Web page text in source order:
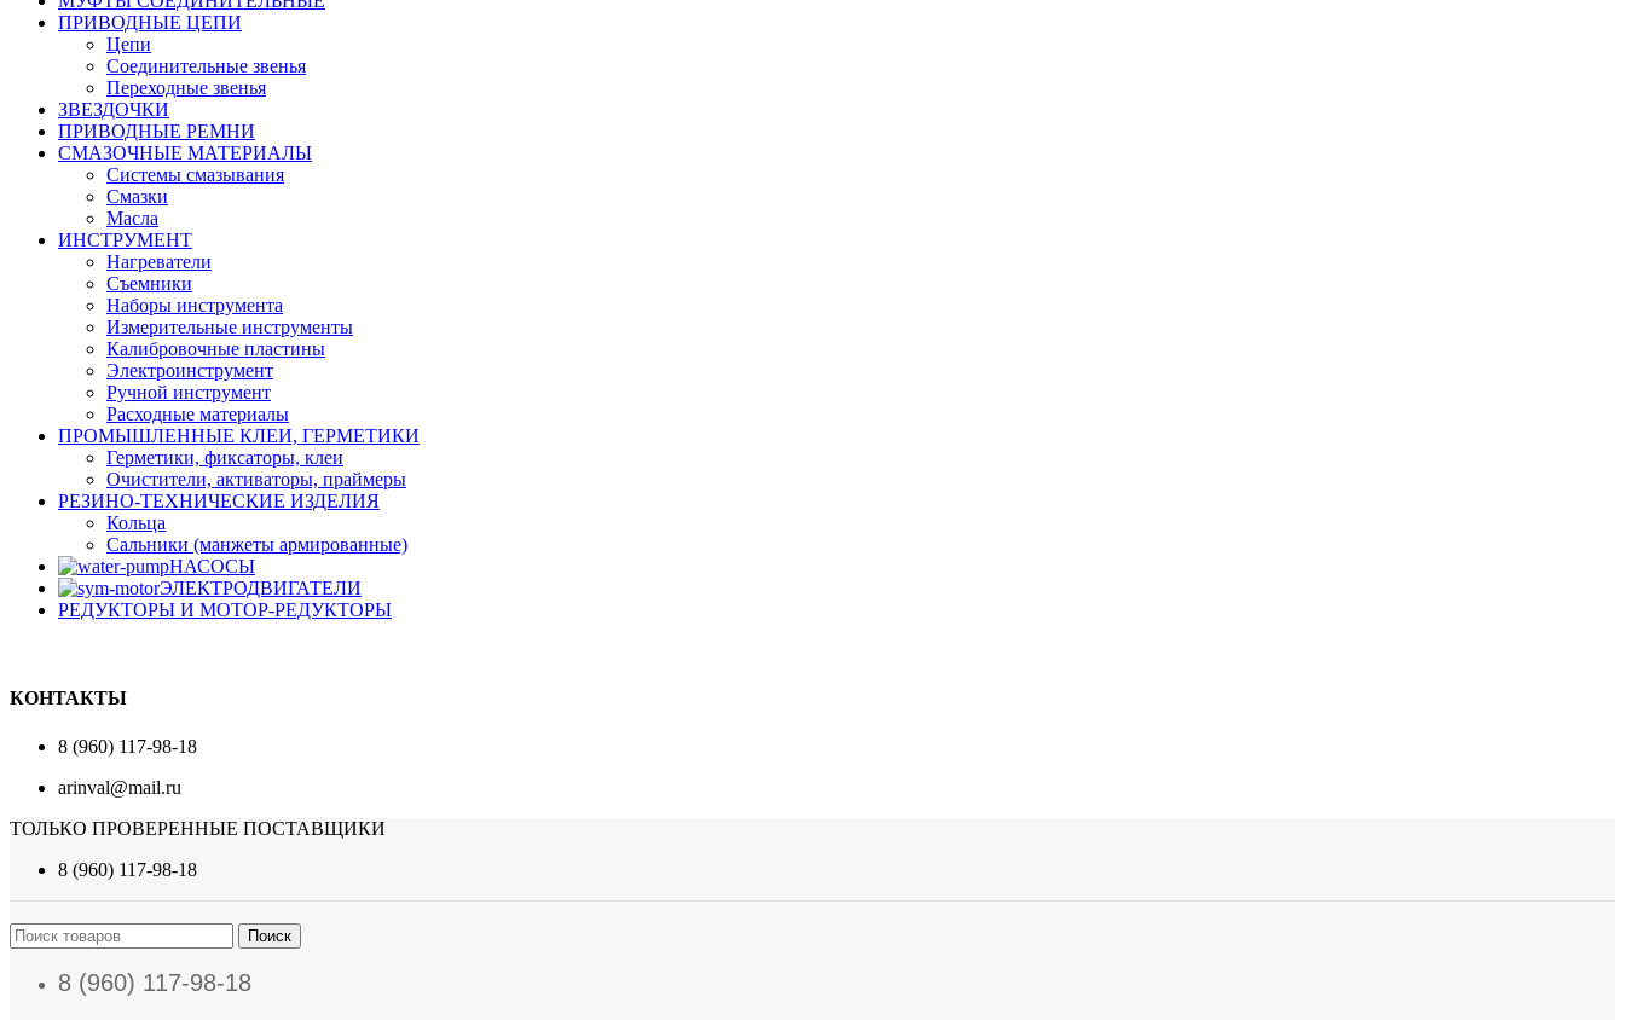
ПРИВОДНЫЕ ЦЕПИ
Цепи
Соединительные звенья
Переходные звенья
ЗВЕЗДОЧКИ
ПРИВОДНЫЕ РЕМНИ
СМАЗОЧНЫЕ МАТЕРИАЛЫ
Системы смазывания
Смазки
Масла
ИНСТРУМЕНТ
Нагреватели
Съемники
Наборы инструмента
Измерительные инструменты
Калибровочные пластины
Электроинструмент
Ручной инструмент
Расходные материалы
ПРОМЫШЛЕННЫЕ КЛЕИ, ГЕРМЕТИКИ
Герметики, фиксаторы, клеи
Очистители, активаторы, праймеры
РЕЗИНО-ТЕХНИЧЕСКИЕ ИЗДЕЛИЯ
Кольца
Сальники (манжеты армированные)
НАСОСЫ
ЭЛЕКТРОДВИГАТЕЛИ
РЕДУКТОРЫ И МОТОР-РЕДУКТОРЫ
КОНТАКТЫ
8 (960) 117-98-18
arinval@mail.ru
ТОЛЬКО ПРОВЕРЕННЫЕ ПОСТАВЩИКИ
8 (960) 117-98-18
Поиск
8 (960) 117-98-18